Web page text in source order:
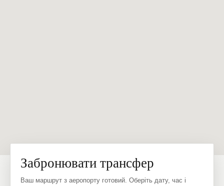
Забронювати трансфер
Ваш маршрут з аеропорту готовий. Оберіть дату, час і